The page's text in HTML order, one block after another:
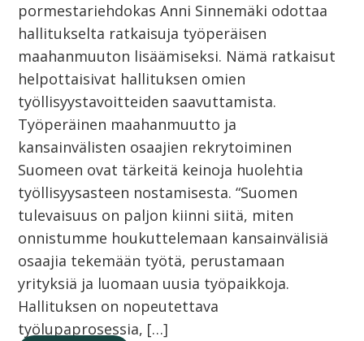
pormestariehdokas Anni Sinnemäki odottaa
hallitukselta ratkaisuja työperäisen
maahanmuuton lisäämiseksi. Nämä ratkaisut
helpottaisivat hallituksen omien
työllisyystavoitteiden saavuttamista.
Työperäinen maahanmuutto ja
kansainvälisten osaajien rekrytoiminen
Suomeen ovat tärkeitä keinoja huolehtia
työllisyysasteen nostamisesta. “Suomen
tulevaisuus on paljon kiinni siitä, miten
onnistumme houkuttelemaan kansainvälisiä
osaajia tekemään työtä, perustamaan
yrityksiä ja luomaan uusia työpaikkoja.
Hallituksen on nopeutettava
työlupaprosessia, […]